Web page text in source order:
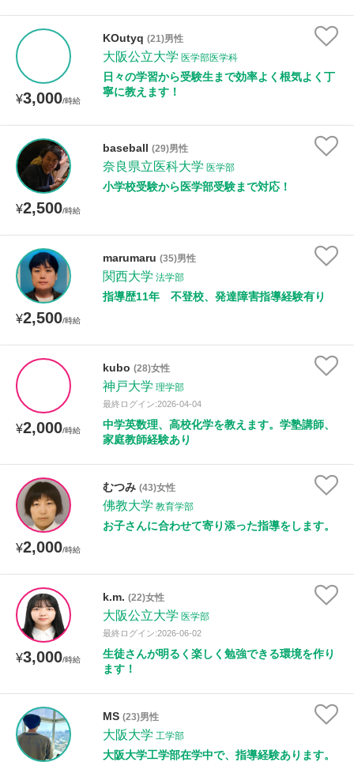
¥3,000/時給
KOutyq (21)男性
大阪公立大学 医学部医学科
日々の学習から受験生まで効率よく根気よく丁
寧に教えます！
¥2,500/時給
baseball (29)男性
奈良県立医科大学 医学部
小学校受験から医学部受験まで対応！
¥2,500/時給
marumaru (35)男性
関西大学 法学部
指導歴11年 不登校、発達障害指導経験有り
¥2,000/時給
kubo (28)女性
神戸大学 理学部
最終ログイン:2026-04-04
中学英数理、高校化学を教えます。学塾講師、
家庭教師経験あり
¥2,000/時給
むつみ (43)女性
佛教大学 教育学部
お子さんに合わせて寄り添った指導をします。
¥3,000/時給
k.m. (22)女性
大阪公立大学 医学部
最終ログイン:2026-06-02
生徒さんが明るく楽しく勉強できる環境を作り
ます！
MS (23)男性
大阪大学 工学部
大阪大学工学部在学中で、指導経験あります。